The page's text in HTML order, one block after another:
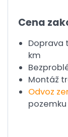
Cena
Doprava
km
Montáž
Odvoz